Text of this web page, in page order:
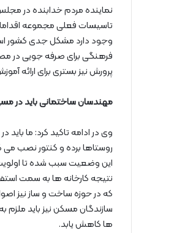
نماینده مردم خدابنده در
تاسیسات فعلی مجموعه
وجود دارد مشکل جدی کشور
فرهنگی برای صرفه جویی در
پرورش نیز بستری برای ارائه
مهندسان ساختمانی باید در
وی در ادامه تاکید کرد: ما باید
روستاها برده و کنتور نصب می
این وضعیت سبب شده تا اولویت
نتیجه کارخانه ها به سمت
که در حوزه ساخت و ساز نیز
سازندگان مسکن نیز باید
ها کاهش یابد.